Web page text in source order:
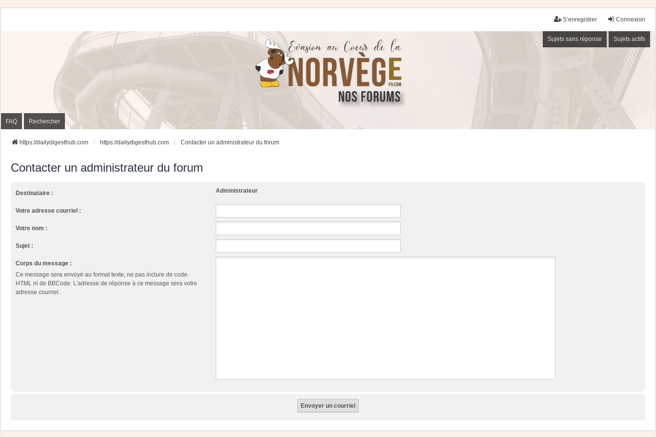
Connexion
S’enregistrer
Sujets sans réponse Sujets actifs
FAQ Rechercher
https://dailydigesthub.com https://dailydigesthub.com Contacter un administrateur du forum
Contacter un administrateur du forum
Destinataire : Administrateur
Votre adresse courriel :
Votre nom :
Sujet :
Corps du message :
Ce message sera envoyé au format texte, ne pas inclure de code
HTML ni de BBCode. L’adresse de réponse à ce message sera votre
adresse courriel.